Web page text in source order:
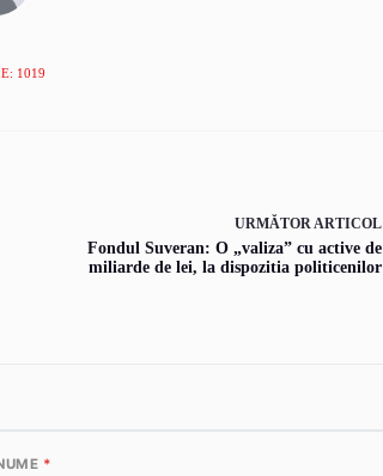
1019
URMĂTORARTICOL
Fondul Suveran: O „valiza” cu active de
miliarde de lei, la dispozitia politicenilor
*